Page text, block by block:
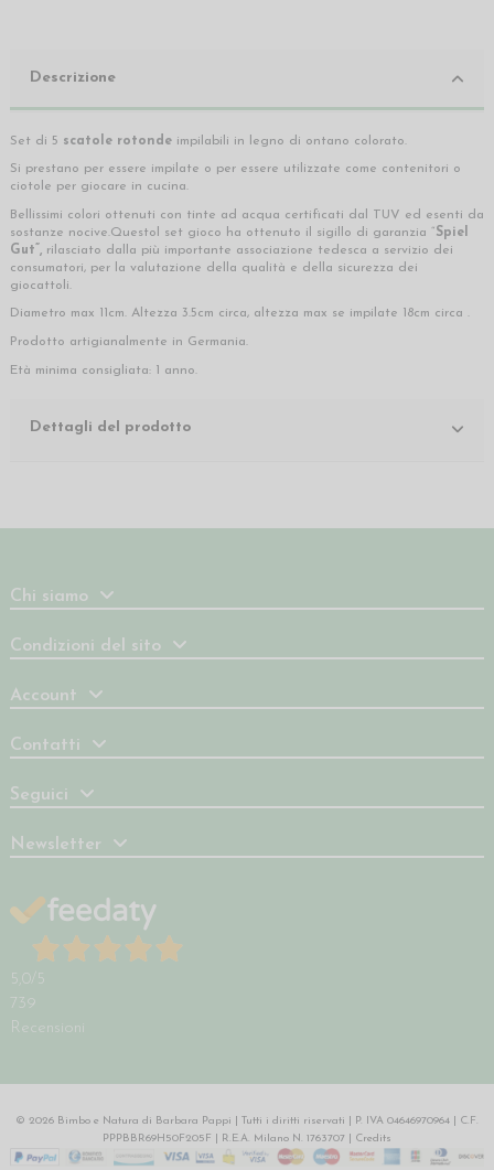
Descrizione
Set di 5 scatole rotonde impilabili in legno di ontano colorato.
Si prestano per essere impilate o per essere utilizzate come contenitori o
ciotole per giocare in cucina.
Bellissimi colori ottenuti con tinte ad acqua certificati dal TUV ed esenti da
sostanze nocive.Questol set gioco ha ottenuto il sigillo di garanzia “Spiel
Gut”, rilasciato dalla più importante associazione tedesca a servizio dei
consumatori, per la valutazione della qualità e della sicurezza dei
giocattoli.
Diametro max 11cm. Altezza 3.5cm circa, altezza max se impilate 18cm circa .
Prodotto artigianalmente in Germania.
Età minima consigliata: 1 anno.
Dettagli del prodotto
Chi siamo
Condizioni del sito
Account
Contatti
Seguici
Newsletter
5,0 /5
739
Recensioni
© 2026 Bimbo e Natura di Barbara Pappi | Tutti i diritti riservati | P. IVA 04646970964 | C.F.
PPPBBR69H50F205F | R.E.A. Milano N. 1763707 | Credits